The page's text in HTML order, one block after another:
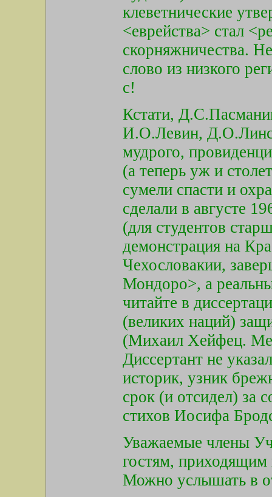
клеветнические
<еврейства> стал
скорняжничества.
слово из низкого
с!
Кстати,
И.О.Левин,
мудрого,
(а теперь уж и
сумели спасти и
сделали в августе
(для студентов
демонстрация на
Чехословакии,
Мондоро>, а
читайте в
(великих наций)
(Михаил Хейфец.
Диссертант не
историк, узник
срок (и отсидел) за
стихов Иосифа
Уважаемые члены
гостям,
Можно услышать в